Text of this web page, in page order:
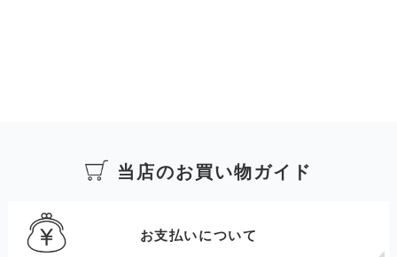
当店のお買い物ガイド
お支払いについて